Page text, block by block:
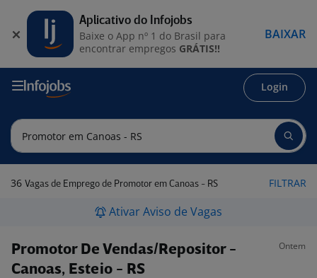
Login
36 Vagas de Emprego de Promotor em Canoas - RS FILTRAR
Ativar Aviso de Vagas
Promotor De Vendas/Repositor -
Canoas, Esteio - RS
Ontem
Aplicativo do Infojobs
Baixe o App nº 1 do Brasil para
encontrar empregos GRÁTIS!!
BAIXAR